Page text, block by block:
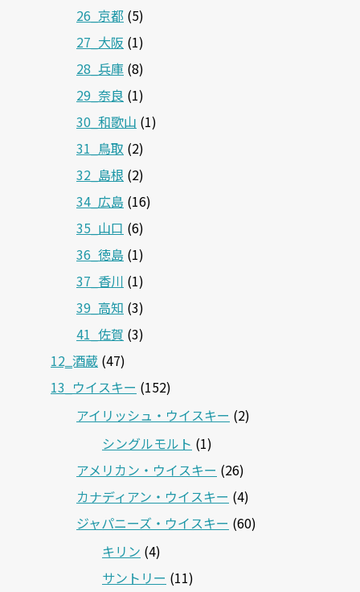
26_京都 (5)
27_大阪 (1)
28_兵庫 (8)
29_奈良 (1)
30_和歌山 (1)
31_鳥取 (2)
32_島根 (2)
34_広島 (16)
35_山口 (6)
36_徳島 (1)
37_香川 (1)
39_高知 (3)
41_佐賀 (3)
12‗酒蔵 (47)
13_ウイスキー (152)
アイリッシュ・ウイスキー (2)
シングルモルト (1)
アメリカン・ウイスキー (26)
カナディアン・ウイスキー (4)
ジャパニーズ・ウイスキー (60)
キリン (4)
サントリー (11)